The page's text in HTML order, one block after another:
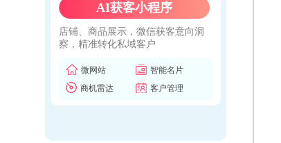
AI获客小程序
店铺、商品展示，微信获客意向洞
察，精准转化私域客户
微网站
智能名片
商机雷达
客户管理